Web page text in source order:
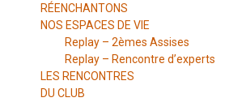
RÉENCHANTONS
NOS ESPACES DE VIE
Replay – 2èmes Assises
Replay – Rencontre d’experts
LES RENCONTRES
DU CLUB